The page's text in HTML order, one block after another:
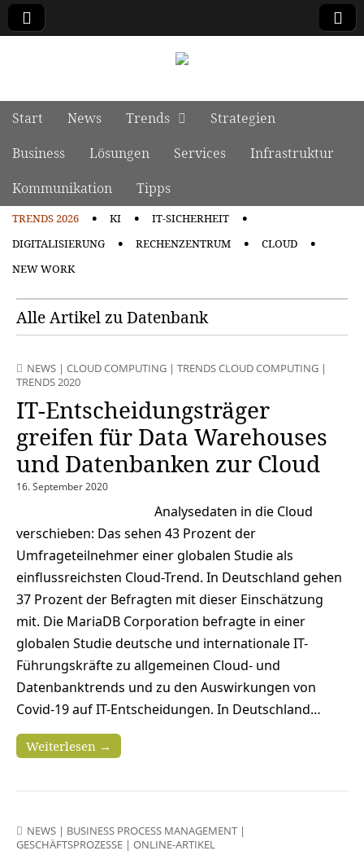
Main menu
Skip to content
Start News Trends
Strategien
Business
Lösungen Services
Infrastruktur
Kommunikation
Tipps
TRENDS 2026 KI
IT-SICHERHEIT
DIGITALISIERUNG
RECHENZENTRUM
CLOUD
NEW WORK
Alle Artikel zu Datenbank
NEWS | CLOUD COMPUTING | TRENDS CLOUD COMPUTING |
TRENDS 2020
IT-Entscheidungsträger
greifen für Data Warehouses
und Datenbanken zur Cloud
16. September 2020
Analysedaten in die Cloud
verschieben: Das sehen 43 Prozent der
Umfrageteilnehmer einer globalen Studie als
einflussreichsten Cloud-Trend. In Deutschland gehen
37 Prozent der Befragten mit dieser Einschätzung
mit. Die MariaDB Corporation befragte in einer
globalen Studie deutsche und internationale IT-
Führungskräfte zu allgemeinen Cloud- und
Datenbanktrends und zu den Auswirkungen von
Covid-19 auf IT-Entscheidungen. In Deutschland…
Weiterlesen →
NEWS | BUSINESS PROCESS MANAGEMENT |
GESCHÄFTSPROZESSE | ONLINE-ARTIKEL